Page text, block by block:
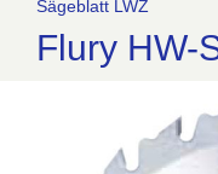
Sägeblatt LWZ
Flury HW-